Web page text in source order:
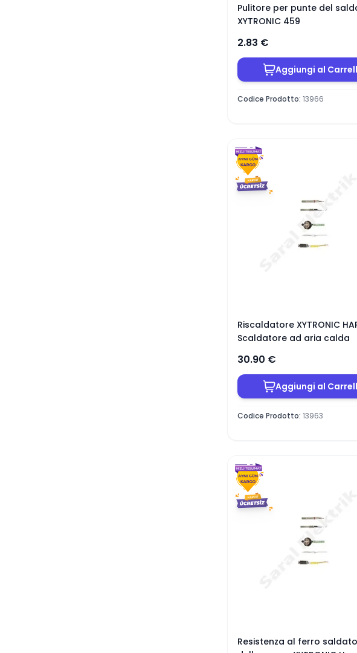
Pulitore per punte del
XYTRONIC 459
2.83 €
Aggiungi al
Codice Prodotto: 13966
Riscaldatore XYTRONIC
Scaldatore ad aria calda
30.90 €
Aggiungi al
Codice Prodotto: 13963
Resistenza al ferro